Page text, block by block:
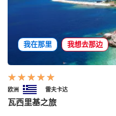
我在那里 我想去那边
欧洲 雷夫卡达
瓦西里基之旅